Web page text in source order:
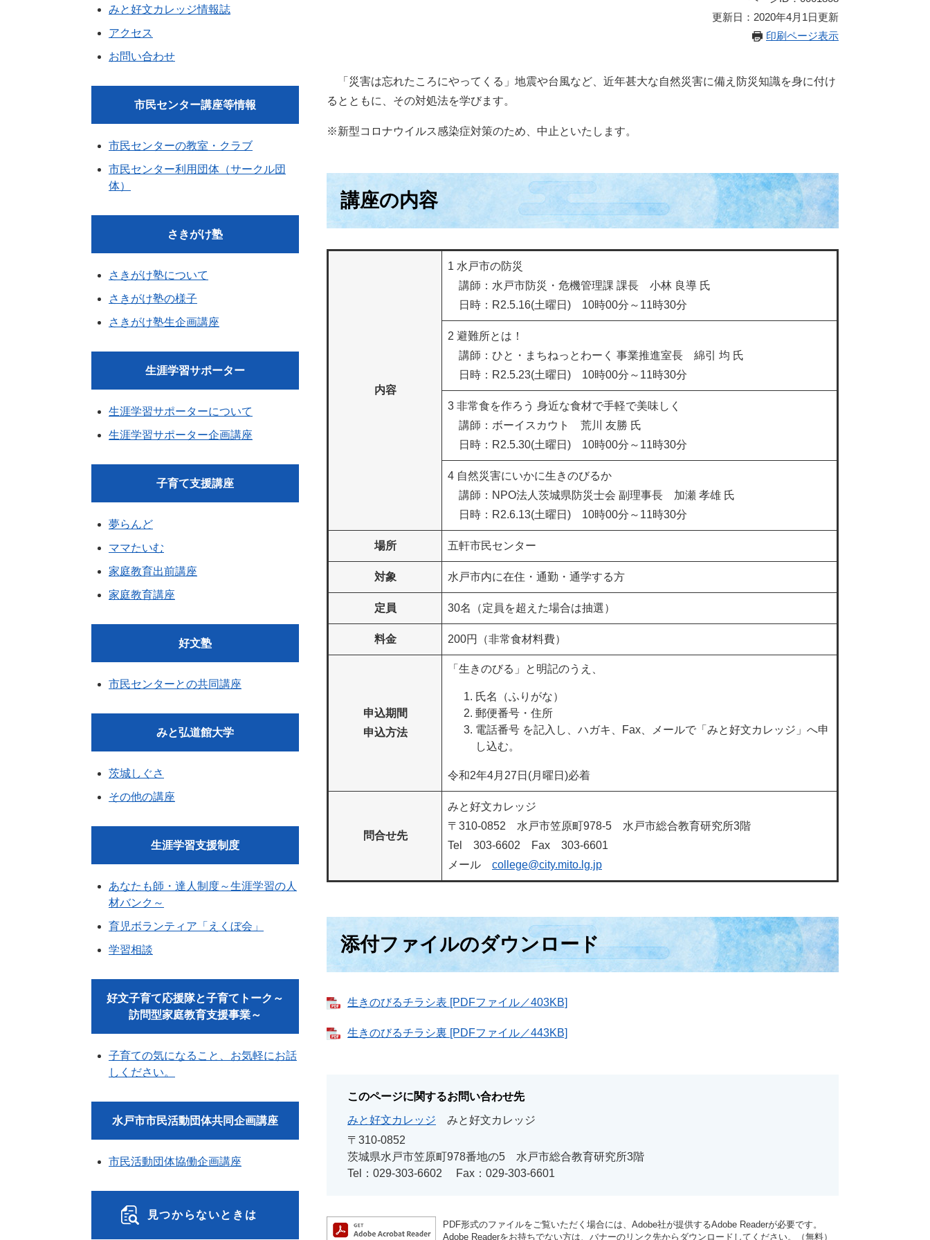
更新日：2020年4月1日更新
印刷ページ表示
「災害は忘れたころにやってくる」地震や台風など、近年甚大な自然災害に備え防災知識を身に付け
るとともに、その対処法を学びます。
※新型コロナウイルス感染症対策のため、中止といたします。
講座の内容
内容
1 水戸市の防災
講師：水戸市防災・危機管理課 課長 小林 良導 氏
日時：R2.5.16(土曜日) 10時00分～11時30分
2 避難所とは！
講師：ひと・まちねっとわーく 事業推進室長 綿引 均 氏
日時：R2.5.23(土曜日) 10時00分～11時30分
3 非常食を作ろう 身近な食材で手軽で美味しく
講師：ボーイスカウト 荒川 友勝 氏
日時：R2.5.30(土曜日) 10時00分～11時30分
4 自然災害にいかに生きのびるか
講師：NPO法人茨城県防災士会 副理事長 加瀬 孝雄 氏
日時：R2.6.13(土曜日) 10時00分～11時30分
場所 五軒市民センター
対象 水戸市内に在住・通勤・通学する方
定員 30名（定員を超えた場合は抽選）
料金 200円（非常食材料費）
申込期間
申込方法
「生きのびる」と明記のうえ、​
氏名（ふりがな）
郵便番号・住所
電話番号 を記入し、ハガキ、Fax、メールで「みと好文カレッジ」へ申
し込む。
令和2年4月27日(月曜日)必着
問合せ先
みと好文カレッジ
〒310-0852 水戸市笠原町978-5 水戸市総合教育研究所3階
Tel 303-6602 Fax 303-6601
​メール college@city.mito.lg.jp
添付ファイルのダウンロード
生きのびるチラシ表 [PDFファイル／403KB]
生きのびるチラシ裏 [PDFファイル／443KB]
このページに関するお問い合わせ先
みと好文カレッジ
みと好文カレッジ
〒310-0852
茨城県水戸市笠原町978番地の5 水戸市総合教育研究所3階
Tel：029-303-6602
Fax：029-303-6601
PDF形式のファイルをご覧いただく場合には、Adobe社が提供するAdobe Readerが必要です。
Adobe Readerをお持ちでない方は、バナーのリンク先からダウンロードしてください。（無料）
みと好文カレッジ情報誌
アクセス
お問い合わせ
市民センター講座等情報
市民センターの教室・クラブ
市民センター利用団体（サークル団
体）
さきがけ塾
さきがけ塾について
さきがけ塾の様子
さきがけ塾生企画講座
生涯学習サポーター
生涯学習サポーターについて
生涯学習サポーター企画講座
子育て支援講座
夢らんど
ママたいむ
家庭教育出前講座
家庭教育講座
好文塾
市民センターとの共同講座
みと弘道館大学
茨城しぐさ
その他の講座
生涯学習支援制度
あなたも師・達人制度～生涯学習の人
材バンク～
育児ボランティア「えくぼ会」
学習相談
好文子育て応援隊と子育てトーク～
訪問型家庭教育支援事業～
子育ての気になること、お気軽にお話
しください。
水戸市市民活動団体共同企画講座
市民活動団体協働企画講座
見つからないときは